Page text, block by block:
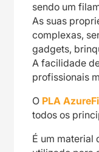
sendo um
As suas
complexas,
gadgets,
A facilidade
profissionais
O PLA
todos os
É um material